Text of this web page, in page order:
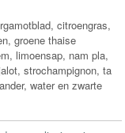
citroengras,
groene thaise
limoensap, nam pla,
strochampignon, ta
water en zwarte